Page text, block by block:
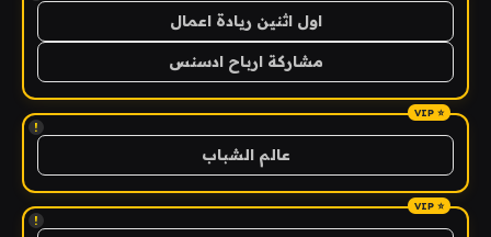
اول اثنين ريادة اعمال
مشاركة ارباح ادسنس
!
عالم الشباب
!